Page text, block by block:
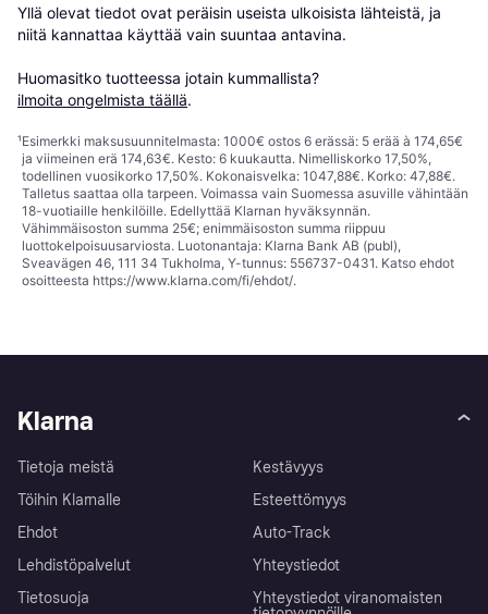
Yllä olevat tiedot ovat peräisin useista ulkoisista lähteistä, ja
niitä kannattaa käyttää vain suuntaa antavina.
Huomasitko tuotteessa jotain kummallista?
ilmoita ongelmista täällä.
¹Esimerkki maksusuunnitelmasta: 1000€ ostos 6 erässä: 5 erää à 174,65€
ja viimeinen erä 174,63€. Kesto: 6 kuukautta. Nimelliskorko 17,50%,
todellinen vuosikorko 17,50%. Kokonaisvelka: 1047,88€. Korko: 47,88€.
Talletus saattaa olla tarpeen. Voimassa vain Suomessa asuville vähintään
18-vuotiaille henkilöille. Edellyttää Klarnan hyväksynnän.
Vähimmäisoston summa 25€; enimmäisoston summa riippuu
luottokelpoisuusarviosta. Luotonantaja: Klarna Bank AB (publ),
Sveavägen 46, 111 34 Tukholma, Y-tunnus: 556737-0431. Katso ehdot
osoitteesta https://www.klarna.com/fi/ehdot/.
Klarna
Tietoja meistä
Töihin Klarnalle
Ehdot
Lehdistöpalvelut
Tietosuoja
Kestävyys
Esteettömyys
Auto-Track
Yhteystiedot
Yhteystiedot viranomaisten